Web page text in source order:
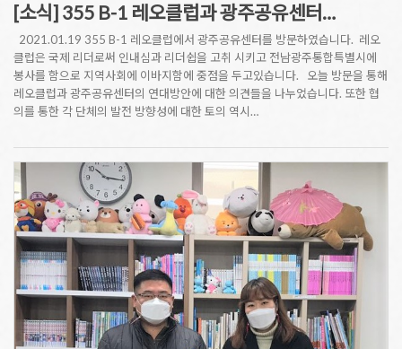
[소식] 355 B-1 레오클럽과 광주공유센터…
2021.01.19 355 B-1 레오클럽에서 광주공유센터를 방문하였습니다. 레오
클럽은 국제 리더로써 인내심과 리더쉽을 고취 시키고 전남광주통합특별시에
봉사를 함으로 지역사회에 이바지함에 중점을 두고있습니다. 오늘 방문을 통해
레오클럽과 광주공유센터의 연대방안에 대한 의견들을 나누었습니다. 또한 협
의를 통한 각 단체의 발전 방향성에 대한 토의 역시…